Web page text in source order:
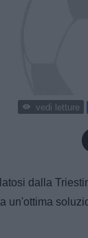
vedi letture
dalla
un'ottima